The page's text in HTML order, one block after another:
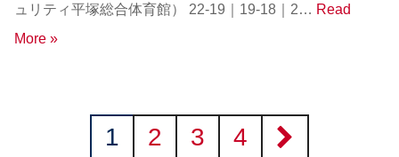
ュリティ平塚総合体育館） 22-19｜19-18｜2… Read
More »
1 2 3 4